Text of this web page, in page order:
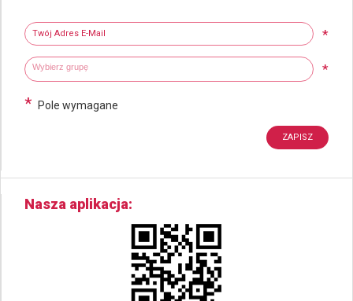
Twój adres e-mail
*
Wybierz grupy tematyczne *
Wpisz wyszukiwaną fraze
* Pole wymagane
Nasza aplikacja